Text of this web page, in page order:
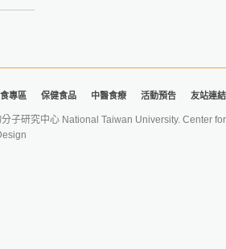
專區 保健食品 中醫食療 活動預告 友站連結
子研究中心 National Taiwan University. Center